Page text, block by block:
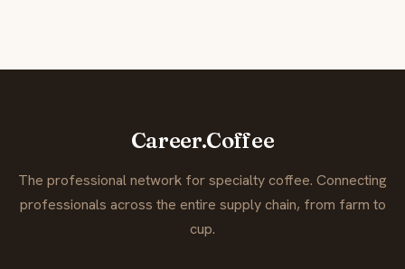
Career.Coffee
The professional network for specialty coffee. Connecting
professionals across the entire supply chain, from farm to
cup.